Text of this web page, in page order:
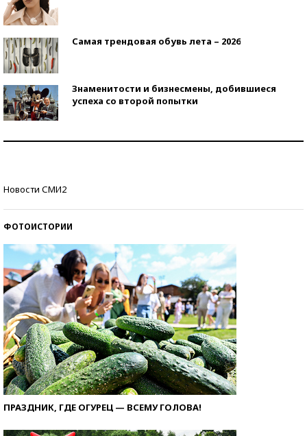
Самая трендовая обувь лета – 2026
Знаменитости и бизнесмены, добившиеся
успеха со второй попытки
Новости СМИ2
ФОТОИСТОРИИ
ПРАЗДНИК, ГДЕ ОГУРЕЦ — ВСЕМУ ГОЛОВА!